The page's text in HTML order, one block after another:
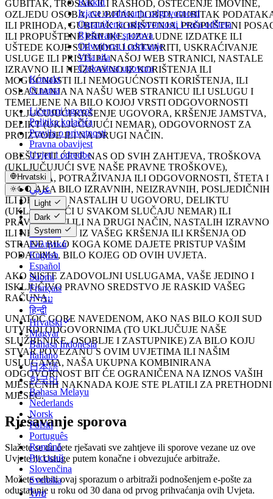
Raskid
Izjave o odricanju odgovornosti
Ograničenje odgovornosti i vaša odšteta
Rješavanje sporova
Odvojivost i odricanje
Viša sila
Cjelovitost ugovora
Kontakt
O nama
Licencni ugovor
Politika kolačića
Pravila o privatnosti
Pravna obavijest
Uvjeti i odredbe
Hrvatski
عربي
Català
Čeština
Dansk
Deutsch
Ελληνικά
English
Español
Suomi
Français
עברית
हिन्दी
Hrvatski
Magyar
Bahasa Indonesia
Italiano
日本語
한국어
Bahasa Melayu
Nederlands
Norsk
Polski
Português
Română
Русский
Slovenčina
Svenska
ไทย
Light
Dark
System
GUBITAK, TROŠAK ILI RASHOD, OŠTEĆENJE IMOVINE,
OZLJEDU OSOBA, GUBITAK DOBITI, GUBITAK
ILI PRIHODA, GUBITAK KORIŠTENJA, PROPUŠTENI
ILI PROPUŠTENE PRILIKE, UZALUDNE IZDATKE ILI
UŠTEDE KOJE STE MOGLI OSTVARITI, USKRAĆIVANJE
USLUGE ILI PRISTUPA NAŠOJ WEB STRANICI, NASTALE
IZRAVNO ILI NEIZRAVNO IZ KORIŠTENJA ILI
MOGUĆNOSTI ILI NEMOGUĆNOSTI KORIŠTENJA, ILI
OSLANJANJA NA NAŠU WEB STRANICU ILI USLUGU I
TEMELJENE NA BILO KOJOJ VRSTI ODGOVORNOSTI
UKLJUČUJUĆI KRŠENJE UGOVORA, KRŠENJE JAMSTVA,
DELIKT (UKLJUČUJUĆI NEMAR), ODGOVORNOST ZA
PROIZVODE ILI NA DRUGI NAČIN.
OBEŠTETIT ĆETE NAS OD SVIH ZAHTJEVA, TROŠKOVA
(UKLJUČUJUĆI SVE NAŠE PRAVNE TROŠKOVE),
RASHODA, POTRAŽIVANJA ILI ODGOVORNOSTI, ŠTETA I
GUBITAKA BILO IZRAVNIH, NEIZRAVNIH, POSLJEDIČNIH
ILI DRUGIH, I NASTALIH U UGOVORU, DELIKTU
(UKLJUČUJUĆI U SVAKOM SLUČAJU NEMAR) ILI
PRAVIČNOSTI ILI NA DRUGI NAČIN, NASTALIH IZRAVNO
ILI NEIZRAVNO IZ VAŠEG KRŠENJA ILI KRŠENJA OD
STRANE BILO KOGA KOME DAJETE PRISTUP VAŠIM
PODACIMA, BILO KOJEG OD OVIH UVJETA.
AKO NISTE ZADOVOLJNI USLUGAMA, VAŠE JEDINO I
ISKLJUČIVO PRAVNO SREDSTVO JE RASKID VAŠEG
RAČUNA.
UNATOČ GORE NAVEDENOM, AKO NAS BILO KOJI SUD
UTVRDI ODGOVORNIMA (TO UKLJUČUJE NAŠE
SLUŽBENIKE, OSOBLJE I ZASTUPNIKE) ZA BILO KOJU
STVAR POVEZANU S OVIM UVJETIMA ILI NAŠIM
USLUGAMA, NAŠA UKUPNA KOMBINIRANA
ODGOVORNOST BIT ĆE OGRANIČENA NA IZNOS VAŠIH
MJESEČNIH NAKNADA KOJE STE PLATILI ZA PRETHODNI
MJESEC.
Rješavanje sporova
Slažete se da ćete rješavati sve zahtjeve ili sporove vezane uz ove
Uvjete ili Usluge putem konačne i obvezujuće arbitraže.
Možete odbiti ovaj sporazum o arbitraži podnošenjem e-pošte za
odustajanje u roku od 30 dana od prvog prihvaćanja ovih Uvjeta.